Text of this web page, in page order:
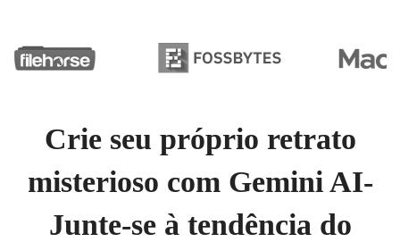
Crie seu próprio retrato
misterioso com Gemini AI-
Junte-se à tendência do